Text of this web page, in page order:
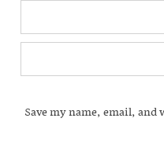
Save my name, email,